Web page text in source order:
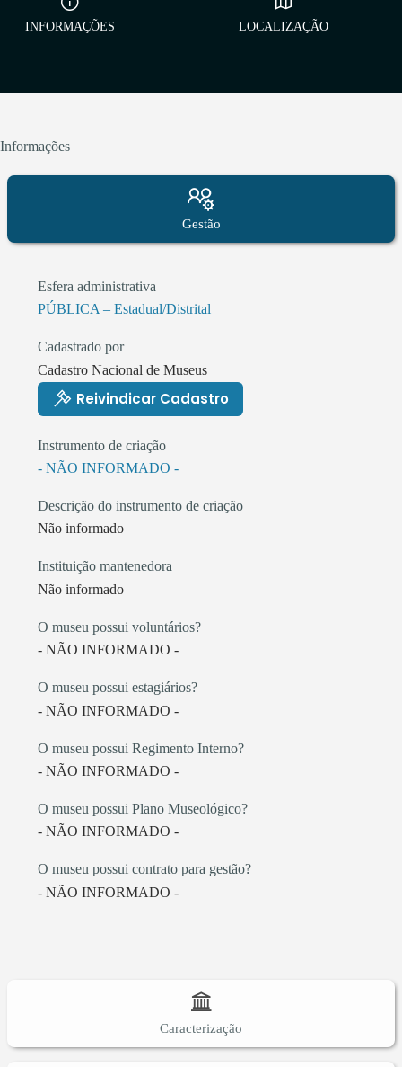
INFORMAÇÕES LOCALIZAÇÃO
Informações
Gestão
Esfera administrativa
PÚBLICA – Estadual/Distrital
Cadastrado por
Cadastro Nacional de Museus
Reivindicar Cadastro
Instrumento de criação
- NÃO INFORMADO -
Descrição do instrumento de criação
Não informado
Instituição mantenedora
Não informado
O museu possui voluntários?
- NÃO INFORMADO -
O museu possui estagiários?
- NÃO INFORMADO -
O museu possui Regimento Interno?
- NÃO INFORMADO -
O museu possui Plano Museológico?
- NÃO INFORMADO -
O museu possui contrato para gestão?
- NÃO INFORMADO -
Caracterização